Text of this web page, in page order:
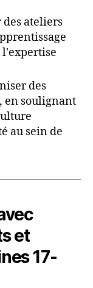
des ateliers
des
en soulignant
au sein de
et
17-